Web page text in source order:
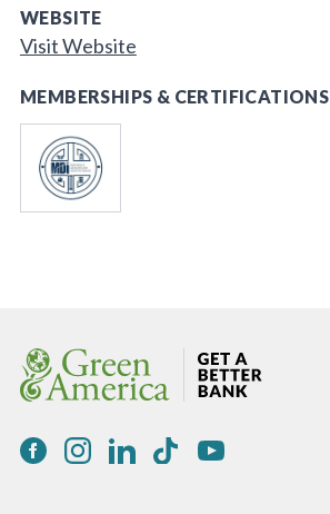
WEBSITE
Visit Website
MEMBERSHIPS & CERTIFICATIONS